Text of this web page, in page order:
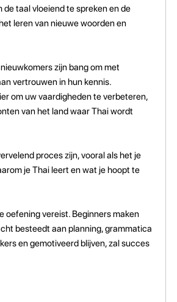
taal vloeiend te spreken en de
leren van nieuwe woorden en
zijn bang om met
vertrouwen in hun kennis.
om uw vaardigheden te verbeteren,
van het land waar Thai wordt
proces zijn, vooral als het je
je Thai leert en wat je hoopt te
oefening vereist. Beginners maken
besteedt aan planning, grammatica
en gemotiveerd blijven, zal succes